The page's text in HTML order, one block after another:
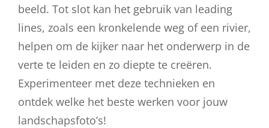
beeld. Tot slot kan het gebruik van leading
lines, zoals een kronkelende weg of een rivier,
helpen om de kijker naar het onderwerp in de
verte te leiden en zo diepte te creëren.
Experimenteer met deze technieken en
ontdek welke het beste werken voor jouw
landschapsfoto’s!